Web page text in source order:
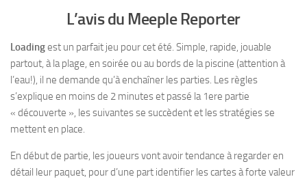
L’avis du Meeple Reporter
Loadingest un parfait jeu pour cet été. Simple, rapide, jouable
partout, à la plage, en soirée ou au bords de la piscine (attention à
l’eau!), il ne demande qu’à enchaîner les parties. Les règles
s’explique en moins de 2 minutes et passé la 1ere partie
« découverte », les suivantes se succèdent et les stratégies se
mettent en place.
En début de partie, les joueurs vont avoir tendance à regarder en
détail leur paquet, pour d’une part identifier les cartes à forte valeur